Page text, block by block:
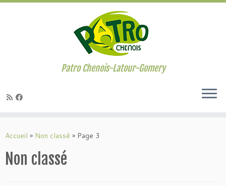
Passer
Patro Chenois-Latour-Gomery
Accueil » Non classé » Page 3
Non classé